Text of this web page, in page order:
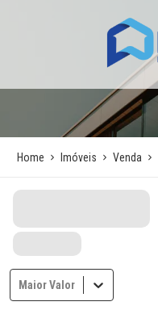
Home Imóveis Venda
Maior Valor